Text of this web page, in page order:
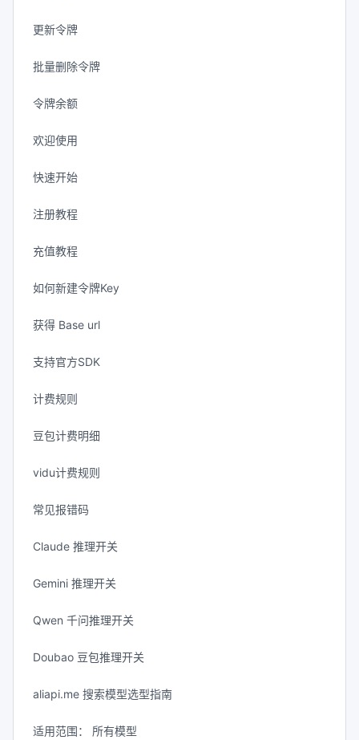
更新令牌
批量删除令牌
令牌余额
欢迎使用
快速开始
注册教程
充值教程
如何新建令牌Key
获得 Base url
支持官方SDK
计费规则
豆包计费明细
vidu计费规则
常见报错码
Claude 推理开关
Gemini 推理开关
Qwen 千问推理开关
Doubao 豆包推理开关
aliapi.me 搜索模型选型指南
适用范围： 所有模型